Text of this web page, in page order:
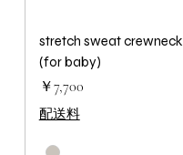
stretch sweat crewneck
(for baby)
価格
￥7,700
配送料